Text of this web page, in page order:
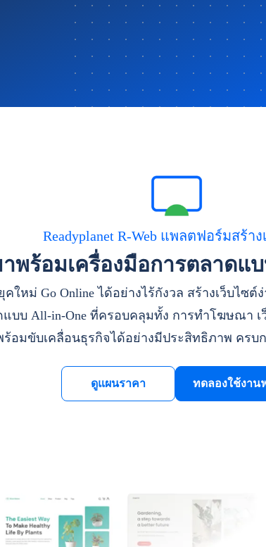
Readyplanet R-Web แพลตฟอร์มสร้า
พร้อมเครื่องมือการตลาดแ
ใหม่ Go Online ได้อย่างไร้กังวล สร้างเว็บไซต์
บบ All-in-One ที่ครอบคลุมทั้ง การทำโฆษณา
อมขับเคลื่อนธุรกิจได้อย่างมีประสิทธิภาพ ครบ
ดูแผนราคา ทดลองใช้งาน